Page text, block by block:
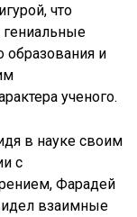
что
гениальные
образования и
ученого.
в науке своим
с
Фарадей
взаимные